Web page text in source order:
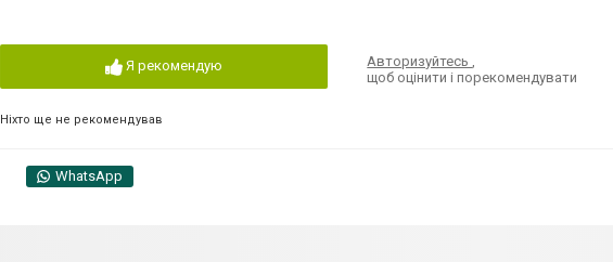
Я рекомендую
Ніхто ще не рекомендував
Авторизуйтесь,
щоб оцінити і порекомендувати
WhatsApp